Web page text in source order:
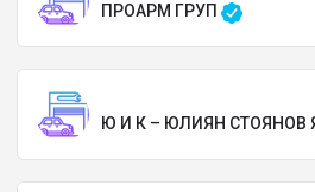
ПРОАРМ ГРУП
Ю И К – ЮЛИЯН СТОЯНОВ